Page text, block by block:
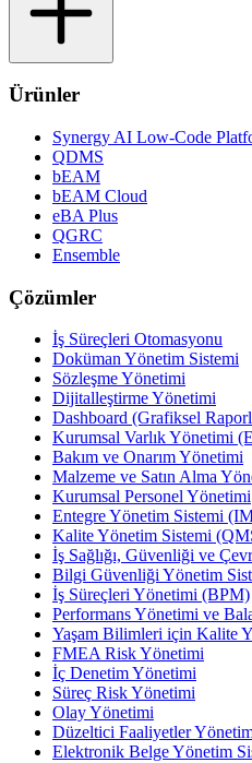
Ürünler
Synergy AI Low-Code
QDMS
bEAM
bEAM Cloud
eBA Plus
QGRC
Ensemble
Çözümler
İş Süreçleri Otomasyonu
Doküman Yönetim Sistemi
Sözleşme Yönetimi
Dijitalleştirme Yönetimi
Dashboard (Grafiksel
Kurumsal Varlık Yönetimi
Bakım ve Onarım Yönetimi
Malzeme ve Satın Alma
Kurumsal Personel Yönetimi
Entegre Yönetim Sistemi
Kalite Yönetim Sistemi
İş Sağlığı, Güvenliği ve
Bilgi Güvenliği Yönetim
İş Süreçleri Yönetimi (BPM)
Performans Yönetimi ve
Yaşam Bilimleri için Kalite
FMEA Risk Yönetimi
İç Denetim Yönetimi
Süreç Risk Yönetimi
Olay Yönetimi
Düzeltici Faaliyetler
Elektronik Belge Yönetim